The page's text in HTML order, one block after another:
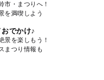
市・まつりへ！
を満喫しよう
でかけ♪
景を楽しもう！
まつり情報も